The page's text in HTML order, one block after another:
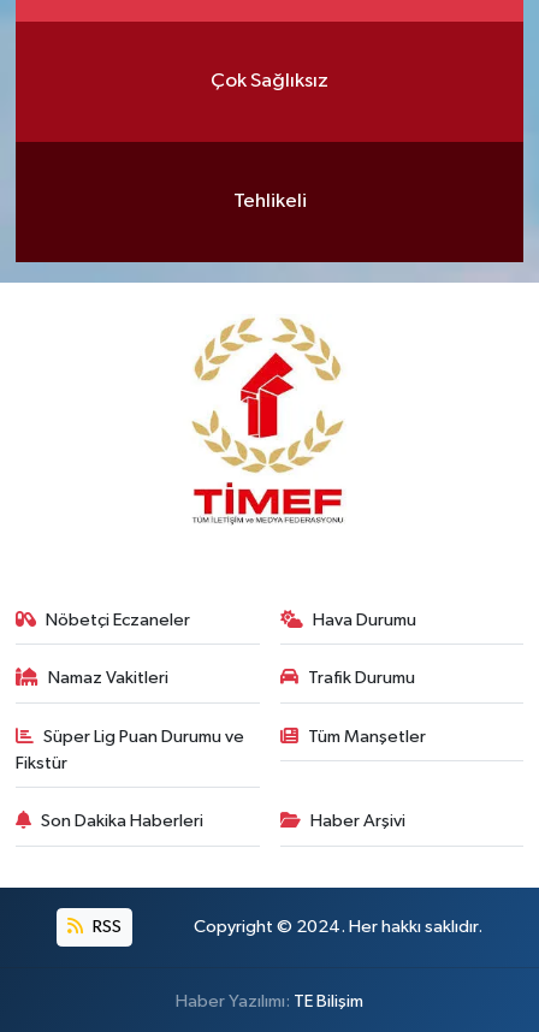
Çok Sağlıksız
Tehlikeli
Nöbetçi Eczaneler Hava Durumu
Namaz Vakitleri Trafik Durumu
Süper Lig Puan Durumu ve
Fikstür
Tüm Manşetler
Son Dakika Haberleri Haber Arşivi
RSS Copyright © 2024. Her hakkı saklıdır.
Haber Yazılımı: TE Bilişim